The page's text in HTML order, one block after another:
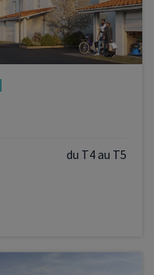
du T4 au T5